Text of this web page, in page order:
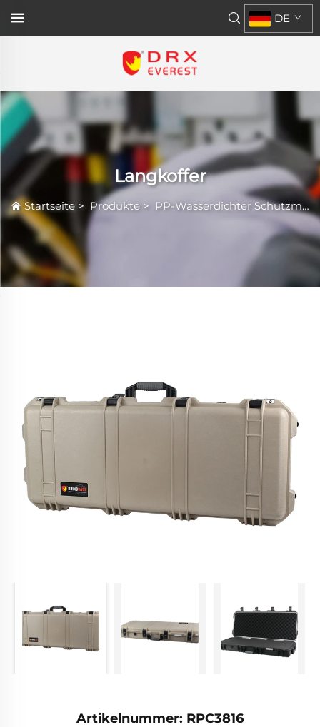
DE
Langkoffer
Startseite > Produkte> PP-Wasserdichter Schutzmantel
Artikelnummer: RPC3816